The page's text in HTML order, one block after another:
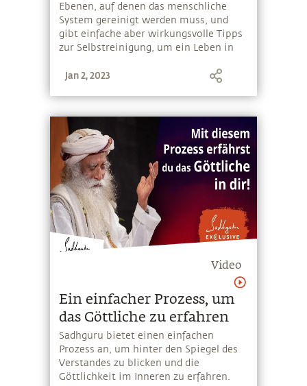
Ebenen, auf denen das menschliche
System gereinigt werden muss, und
gibt einfache aber wirkungsvolle Tipps
zur Selbstreinigung, um ein Leben in
Jan 2, 2023
Video
Ein einfacher Prozess, um
das Göttliche zu erfahren
Sadhguru bietet einen einfachen
Prozess an, um hinter den Spiegel des
Verstandes zu blicken und die
Göttlichkeit im Inneren zu erfahren.